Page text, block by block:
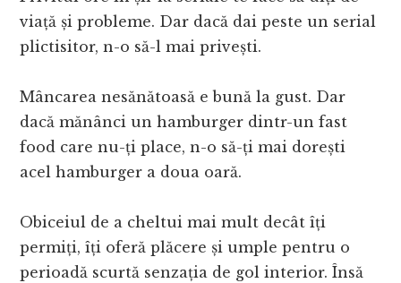
viață și probleme. Dar dacă dai peste un serial
plictisitor, n-o să-l mai privești.
Mâncarea nesănătoasă e bună la gust. Dar
dacă mănânci un hamburger dintr-un fast
food care nu-ți place, n-o să-ți mai dorești
acel hamburger a doua oară.
Obiceiul de a cheltui mai mult decât îți
permiți, îți oferă plăcere și umple pentru o
perioadă scurtă senzația de gol interior. Însă